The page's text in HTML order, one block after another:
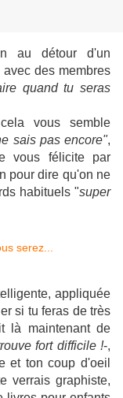
au détour d'un
des membres
quand tu seras
vous semble
sais pas encore",
vous félicite par
pour dire qu'on ne
habituels "super
appliquée
si tu feras de très
là maintenant de
fort difficile !-,
et ton coup d'oeil
verrais graphiste,